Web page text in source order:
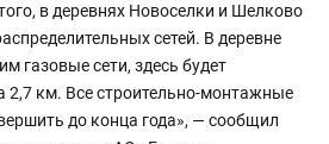
в деревнях Новоселки и Шелково
сетей. В деревне
газовые сети, здесь будет
2,7 км. Все строительно-монтажные
до конца года», — сообщил